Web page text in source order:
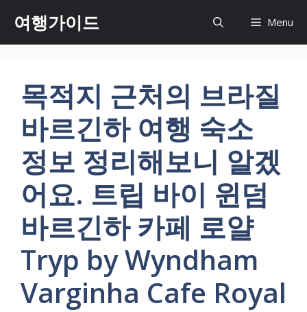
츠
여행가이드 Menu
목적지 근처의 브라질
바르긴하 여행 숙소
정보 정리해보니 알겠
어요. 트립 바이 윈덤
바르긴하 카페 로얄
Tryp by Wyndham
Varginha Cafe Royal